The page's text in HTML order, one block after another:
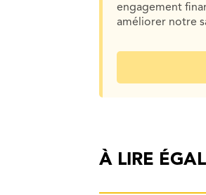
engagement
améliorer notre
À LIRE